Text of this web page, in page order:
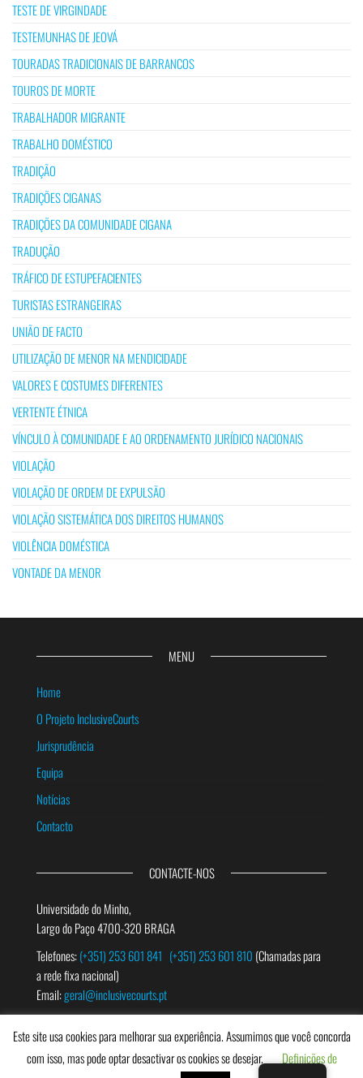
TESTE DE VIRGINDADE
TESTEMUNHAS DE JEOVÁ
TOURADAS TRADICIONAIS DE BARRANCOS
TOUROS DE MORTE
TRABALHADOR MIGRANTE
TRABALHO DOMÉSTICO
TRADIÇÃO
TRADIÇÕES CIGANAS
TRADIÇÕES DA COMUNIDADE CIGANA
TRADUÇÃO
TRÁFICO DE ESTUPEFACIENTES
TURISTAS ESTRANGEIRAS
UNIÃO DE FACTO
UTILIZAÇÃO DE MENOR NA MENDICIDADE
VALORES E COSTUMES DIFERENTES
VERTENTE ÉTNICA
VÍNCULO À COMUNIDADE E AO ORDENAMENTO JURÍDICO NACIONAIS
VIOLAÇÃO
VIOLAÇÃO DE ORDEM DE EXPULSÃO
VIOLAÇÃO SISTEMÁTICA DOS DIREITOS HUMANOS
VIOLÊNCIA DOMÉSTICA
VONTADE DA MENOR
MENU
Home
O Projeto InclusiveCourts
Jurisprudência
Equipa
Notícias
Contacto
CONTACTE-NOS
Universidade do Minho,
Largo do Paço 4700-320 BRAGA
Telefones:(+351) 253 601 841 (+351) 253 601 810 (Chamadas para
a rede fixa nacional)
Email:geral@inclusivecourts.pt
PESQUISAR
Este site usa cookies para melhorar sua experiência. Assumimos que você concorda
com isso, mas pode optar desactivar os cookies se desejar.
Definições de